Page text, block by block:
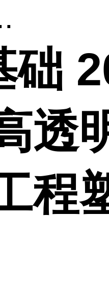
础
透
程